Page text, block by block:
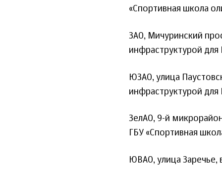
«Спортивная школа
ЗАО, Мичуринский
инфраструктурой
ЮЗАО, улица
инфраструктурой для
ЗелАО, 9-й
ГБУ «Спортивная
ЮВАО, улица Заречье,